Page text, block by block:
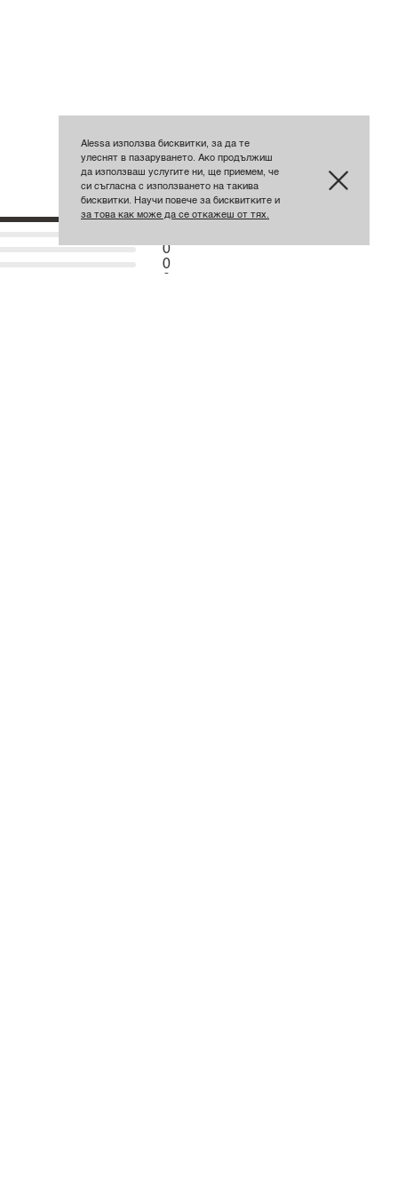
2
0
0
Alessa използва бисквитки, за да те
улеснят в пазаруването. Ако продължиш
да използваш услугите ни, ще приемем, че
си съгласна с използването на такива
бисквитки. Научи повече за бисквитките и
за това как може да се откажеш от тях.